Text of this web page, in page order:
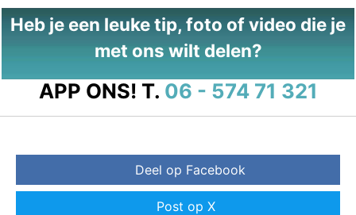
Heb je een leuke tip, foto of video die je
met ons wilt delen?
APP ONS! T. 06 - 574 71 321
Deel op Facebook
Post op X